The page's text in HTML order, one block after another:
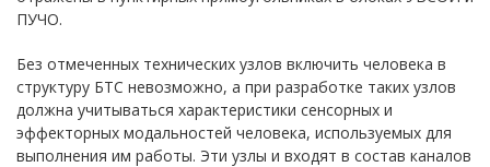
ПУЧО.
Без отмеченных технических узлов включить человека в
структуру БТС невозможно, а при разработке таких узлов
должна учитываться характеристики сенсорных и
эффекторных модальностей человека, используемых для
выполнения им работы. Эти узлы и входят в состав каналов